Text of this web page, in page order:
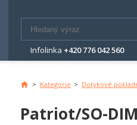
Infolinka +420 776 042 560
> Kategorie > Dotykové
Patriot/SO-